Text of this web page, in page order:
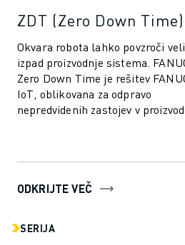
ZDT (Zero Down Time)
Okvara robota lahko povzroči
izpad proizvodnje sistema.
Zero Down Time je rešitev
IoT, oblikovana za odpravo
nepredvidenih zastojev v
ODKRIJTE VEČ
SERIJA